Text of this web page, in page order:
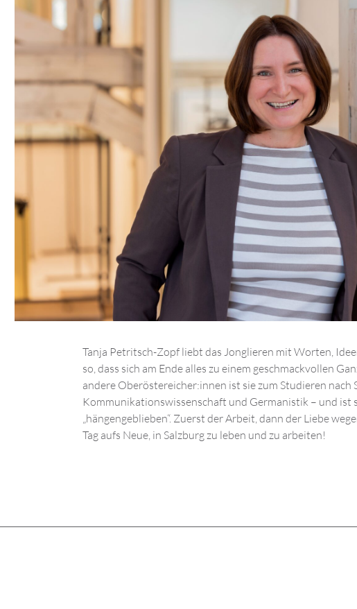
Tanja Petritsch-Zopf liebt das Jonglieren mit Worten,
so, dass sich am Ende alles zu einem geschmackvollen
andere Oberöstereicher:innen ist sie zum Studieren nach
Kommunikationswissenschaft und Germanistik – und ist
„hängengeblieben“. Zuerst der Arbeit, dann der Liebe
Tag aufs Neue, in Salzburg zu leben und zu arbeiten!